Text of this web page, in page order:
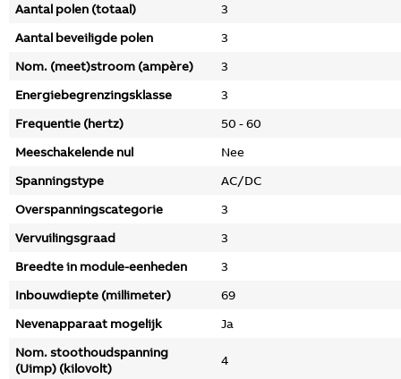
Aantal polen (totaal)
3
Aantal beveiligde polen
3
Nom. (meet)stroom (ampère)
3
Energiebegrenzingsklasse
3
Frequentie (hertz)
50 - 60
Meeschakelende nul
Nee
Spanningstype
AC/DC
Overspanningscategorie
3
Vervuilingsgraad
3
Breedte in module-eenheden
3
Inbouwdiepte (millimeter)
69
Nevenapparaat mogelijk
Ja
Nom. stoothoudspanning
(Uimp) (kilovolt)
4